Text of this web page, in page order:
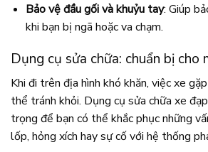
Bảo vệ đầu gối và khuỷu tay: Giúp
khi bạn bị ngã hoặc va chạm.
Dụng cụ sửa chữa: chuẩn bị cho
Khi đi trên địa hình khó khăn, việc xe
thể tránh khỏi. Dụng cụ sửa chữa xe
trọng để bạn có thể khắc phục những
lốp, hỏng xích hay sự cố với hệ thống